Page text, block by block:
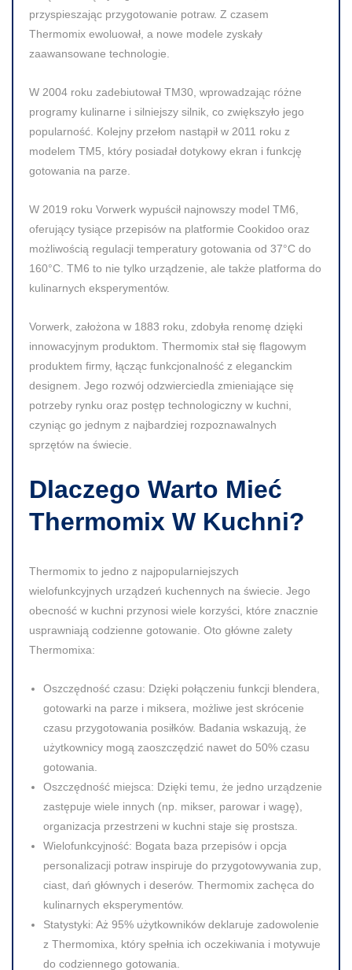
przyspieszając przygotowanie potraw. Z czasem
Thermomix ewoluował, a nowe modele zyskały
zaawansowane technologie.
W 2004 roku zadebiutował TM30, wprowadzając różne
programy kulinarne i silniejszy silnik, co zwiększyło jego
popularność. Kolejny przełom nastąpił w 2011 roku z
modelem TM5, który posiadał dotykowy ekran i funkcję
gotowania na parze.
W 2019 roku Vorwerk wypuścił najnowszy model TM6,
oferujący tysiące przepisów na platformie Cookidoo oraz
możliwością regulacji temperatury gotowania od 37°C do
160°C. TM6 to nie tylko urządzenie, ale także platforma do
kulinarnych eksperymentów.
Vorwerk, założona w 1883 roku, zdobyła renomę dzięki
innowacyjnym produktom. Thermomix stał się flagowym
produktem firmy, łącząc funkcjonalność z eleganckim
designem. Jego rozwój odzwierciedla zmieniające się
potrzeby rynku oraz postęp technologiczny w kuchni,
czyniąc go jednym z najbardziej rozpoznawalnych
sprzętów na świecie.
Dlaczego Warto Mieć
Thermomix W Kuchni?
Thermomix to jedno z najpopularniejszych
wielofunkcyjnych urządzeń kuchennych na świecie. Jego
obecność w kuchni przynosi wiele korzyści, które znacznie
usprawniają codzienne gotowanie. Oto główne zalety
Thermomixa:
Oszczędność czasu: Dzięki połączeniu funkcji blendera,
gotowarki na parze i miksera, możliwe jest skrócenie
czasu przygotowania posiłków. Badania wskazują, że
użytkownicy mogą zaoszczędzić nawet do 50% czasu
gotowania.
Oszczędność miejsca: Dzięki temu, że jedno urządzenie
zastępuje wiele innych (np. mikser, parowar i wagę),
organizacja przestrzeni w kuchni staje się prostsza.
Wielofunkcyjność: Bogata baza przepisów i opcja
personalizacji potraw inspiruje do przygotowywania zup,
ciast, dań głównych i deserów. Thermomix zachęca do
kulinarnych eksperymentów.
Statystyki: Aż 95% użytkowników deklaruje zadowolenie
z Thermomixa, który spełnia ich oczekiwania i motywuje
do codziennego gotowania.